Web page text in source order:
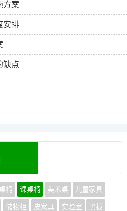
方案
安排
缺点
椅 课桌椅 美术桌 儿童家具
储物柜 皮家具 实验室 黑板